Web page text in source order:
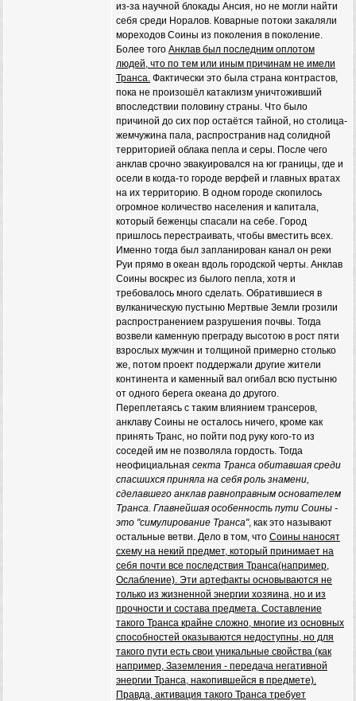
из-за научной блокады Ансия, но не могли найти
себя среди Норалов. Коварные потоки закаляли
мореходов Соины из поколения в поколение.
Более того Анклав был последним оплотом
людей, что по тем или иным причинам не имели
Транса. Фактически это была страна контрастов,
пока не произошёл катаклизм уничтоживший
впоследствии половину страны. Что было
причиной до сих пор остаётся тайной, но столица-
жемчужина пала, распространив над солидной
территорией облака пепла и серы. После чего
анклав срочно эвакуировался на юг границы, где и
осели в когда-то городе верфей и главных вратах
на их территорию. В одном городе скопилось
огромное количество населения и капитала,
который беженцы спасали на себе. Город
пришлось перестраивать, чтобы вместить всех.
Именно тогда был запланирован канал он реки
Руи прямо в океан вдоль городской черты. Анклав
Соины воскрес из былого пепла, хотя и
требовалось много сделать. Обратившиеся в
вулканическую пустыню Мертвые Земли грозили
распространением разрушения почвы. Тогда
возвели каменную преграду высотою в рост пяти
взрослых мужчин и толщиной примерно столько
же, потом проект поддержали другие жители
континента и каменный вал огибал всю пустыню
от одного берега океана до другого.
Переплетаясь с таким влиянием трансеров,
анклаву Соины не осталось ничего, кроме как
принять Транс, но пойти под руку кого-то из
соседей им не позволяла гордость. Тогда
неофициальная секта Транса обитавшая среди
спасшихся приняла на себя роль знамени,
сделавшего анклав равноправным основателем
Транса. Главнейшая особенность пути Соины -
это "симулирование Транса", как это называют
остальные ветви. Дело в том, что Соины наносят
схему на некий предмет, который принимает на
себя почти все последствия Транса(например,
Ослабление). Эти артефакты основываются не
только из жизненной энергии хозяина, но и из
прочности и состава предмета. Составление
такого Транса крайне сложно, многие из основных
способностей оказываются недоступны, но для
такого пути есть свои уникальные свойства (как
например, Заземления - передача негативной
энергии Транса, накопившейся в предмете).
Правда, активация такого Транса требует